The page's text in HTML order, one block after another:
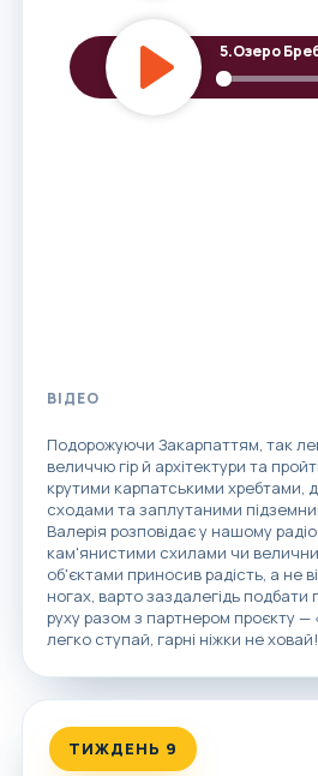
5.Озеро
ВІДЕО
Подорожуючи Закарпаттям, так
величчю гір й архітектури та
крутими карпатськими хребтами,
сходами та заплутаними
Валерія розповідає у нашому
кам'янистими схилами чи
об'єктами приносив радість, а не
ногах, варто заздалегідь подбати
руху разом з партнером проєкту
легко ступай, гарні ніжки не ховай!
ТИЖДЕНЬ 9